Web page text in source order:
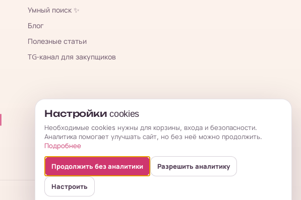
Умный поиск ✨
Блог
Полезные статьи
TG-канал для закупщиков
Настройки cookies
Необходимые cookies нужны для корзины, входа и безопасности.
Аналитика помогает улучшать сайт, но без неё можно продолжить.
Подробнее
Продолжить без аналитики Разрешить аналитику
Настроить